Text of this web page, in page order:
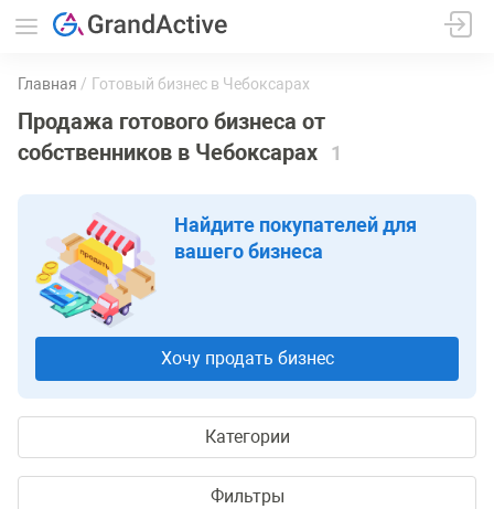
Главная Готовый бизнес в Чебоксарах
Продажа готового бизнеса от
собственников в Чебоксарах
1
Найдите покупателей для
вашего бизнеса
Хочу продать бизнес
Категории
Фильтры